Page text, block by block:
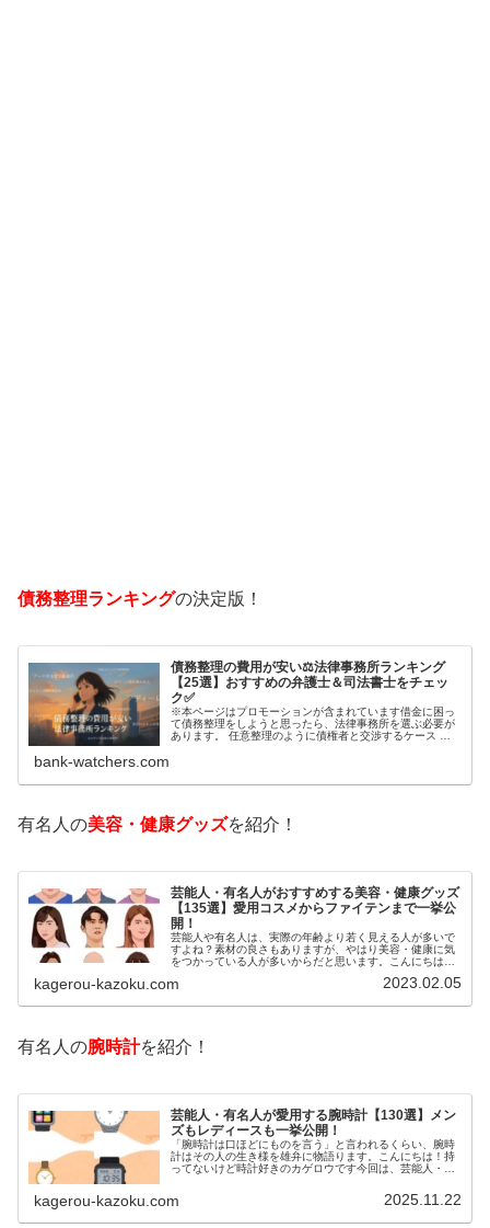
債務整理ランキングの決定版！
債務整理の費用が安い⚖️法律事務所ランキング
【25選】おすすめの弁護士＆司法書士をチェッ
ク✅
※本ページはプロモーションが含まれています借金に困っ
て債務整理をしようと思ったら、法律事務所を選ぶ必要が
あります。 任意整理のように債権者と交渉するケース 自
bank-watchers.com
有名人の美容・健康グッズを紹介！
芸能人・有名人がおすすめする美容・健康グッズ
【135選】愛用コスメからファイテンまで一挙公
開！
芸能人や有名人は、実際の年齢より若く見える人が多いで
すよね？素材の良さもありますが、やはり美容・健康に気
をつかっている人が多いからだと思います。こんにちは！
いるのでしょうか？今回は、芸能人…
kagerou-kazoku.com 2023.02.05
有名人の腕時計を紹介！
芸能人・有名人が愛用する腕時計【130選】メン
ズもレディースも一挙公開！
「腕時計は口ほどにものを言う」と言われるくらい、腕時
計はその人の生き様を雄弁に物語ります。こんにちは！持
ってないけど時計好きのカゲロウです今回は、芸能人・有
kagerou-kazoku.com 2025.11.22